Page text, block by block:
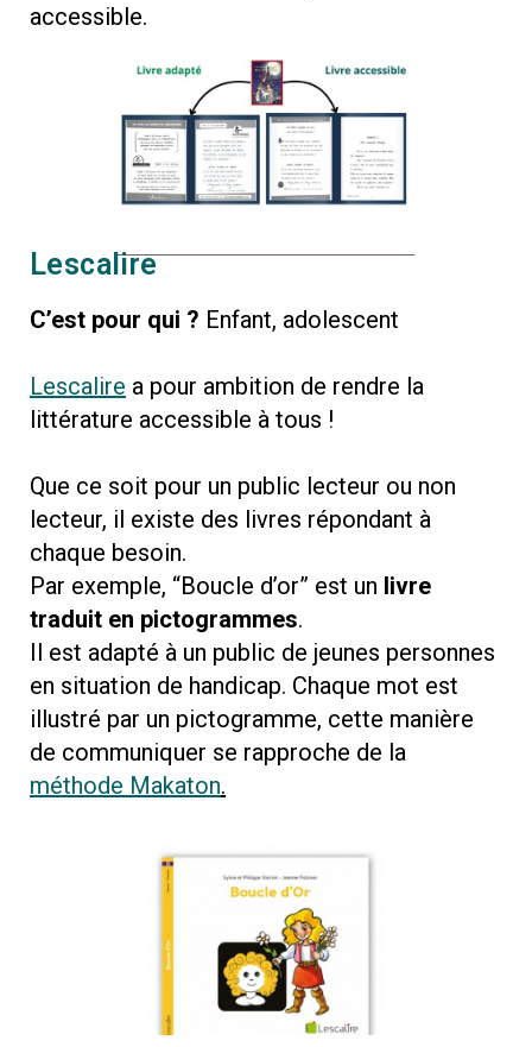
accessible.
Lescalire
C’est pour qui ? Enfant, adolescent
Lescalire a pour ambition de rendre la
littérature accessible à tous !
Que ce soit pour un public lecteur ou non
lecteur, il existe des livres répondant à
chaque besoin.
Par exemple, “Boucle d’or” est un livre
traduit en pictogrammes.
Il est adapté à un public de jeunes personnes
en situation de handicap. Chaque mot est
illustré par un pictogramme, cette manière
de communiquer se rapproche de la
méthode Makaton.